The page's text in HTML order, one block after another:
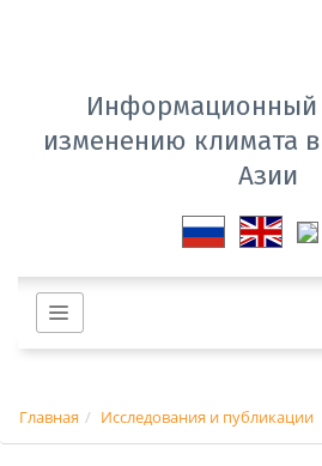
Информационный
изменению климата
Азии
Главная Исследования и публикации